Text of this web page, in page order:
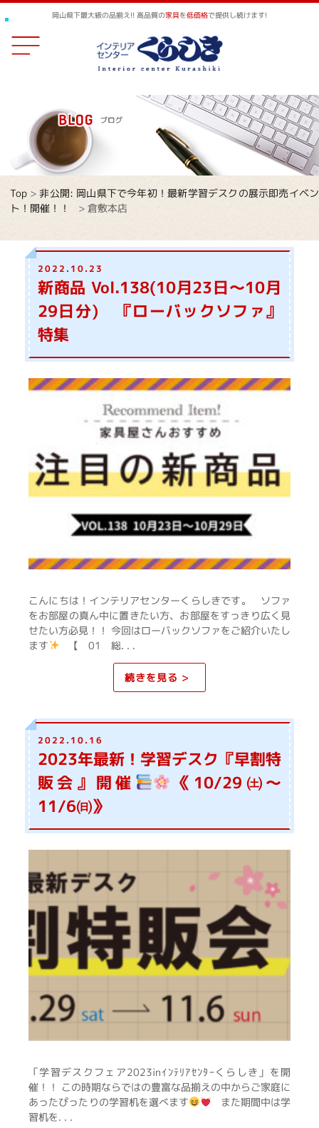
岡山県下最大級の品揃え!! 高品質の家具を低価格で提供し続けます!
Top >非公開: 岡山県下で今年初！最新学習デスクの展示即売イベン
ト！開催！！
> 倉敷本店
2022.10.23
新商品 Vol.138(10月23日～10月
29日分) 『ローバックソファ』
特集
こんにちは！インテリアセンターくらしきです。 ソファ
をお部屋の真ん中に置きたい方、お部屋をすっきり広く見
せたい方必見！！ 今回はローバックソファをご紹介いたし
ます
【 01 総. . .
続きを見る >
2022.10.16
2023年最新！学習デスク『早割特
販会』開催
《10/29㈯～
11/6㈰》
「学習デスクフェア2023inｲﾝﾃﾘｱｾﾝﾀｰくらしき」を開
催！！ この時期ならではの豊富な品揃えの中からご家庭に
あったぴったりの学習机を選べます
また期間中は学
習机を. . .